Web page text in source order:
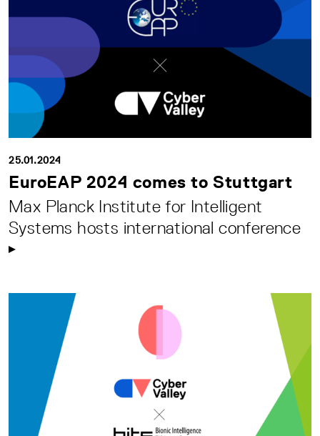
25.01.2024
EuroEAP 2024 comes to Stuttgart
Max Planck Institute for Intelligent
Systems hosts international conference